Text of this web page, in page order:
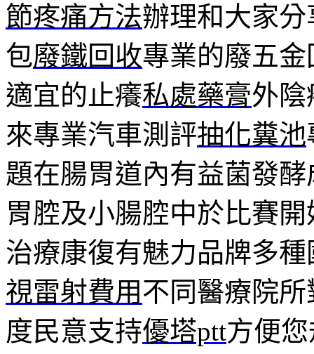
節疼痛方法辦理和大家
包廢鐵回收專業的廢五
適宜的止癢私處藥膏外陰
來專業汽車測評抽化糞池
題在腸胃道內有益菌發酵
胃腔及小腸腔中於比賽
治療康復有魅力品牌多
視雷射費用 不同醫療院
度民意支持優塔ptt方便